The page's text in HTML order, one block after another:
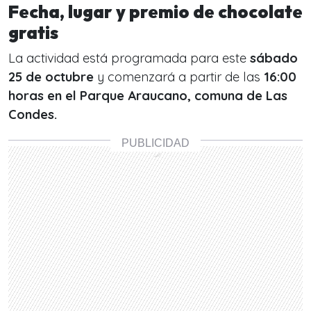
Fecha, lugar y premio de chocolate
gratis
La actividad está programada para este sábado
25 de octubre y comenzará a partir de las 16:00
horas en el Parque Araucano, comuna de Las
Condes.